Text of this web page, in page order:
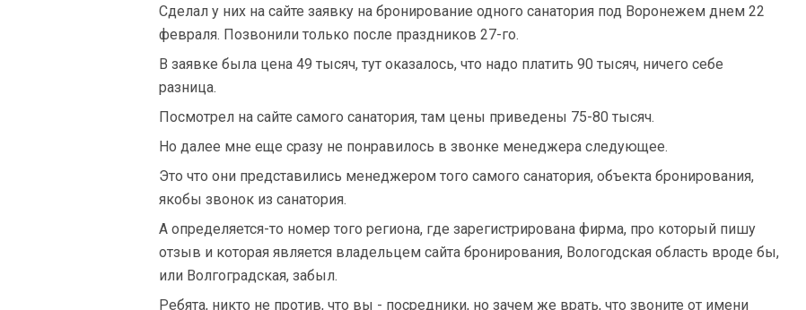
Сделал у них на сайте заявку на бронирование одного санатория под Воронежем днем 22
февраля. Позвонили только после праздников 27-го.
В заявке была цена 49 тысяч, тут оказалось, что надо платить 90 тысяч, ничего себе
разница.
Посмотрел на сайте самого санатория, там цены приведены 75-80 тысяч.
Но далее мне еще сразу не понравилось в звонке менеджера следующее.
Это что они представились менеджером того самого санатория, объекта бронирования,
якобы звонок из санатория.
А определяется-то номер того региона, где зарегистрирована фирма, про который пишу
отзыв и которая является владельцем сайта бронирования, Вологодская область вроде бы,
или Волгоградская, забыл.
Ребята, никто не против, что вы - посредники, но зачем же врать, что звоните от имени